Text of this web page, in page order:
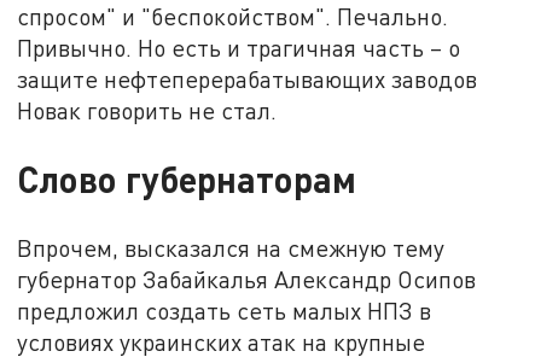
спросом" и "беспокойством". Печально.
Привычно. Но есть и трагичная часть – о
защите нефтеперерабатывающих заводов
Новак говорить не стал.
Слово губернаторам
Впрочем, высказался на смежную тему
губернатор Забайкалья Александр Осипов
предложил создать сеть малых НПЗ в
условиях украинских атак на крупные